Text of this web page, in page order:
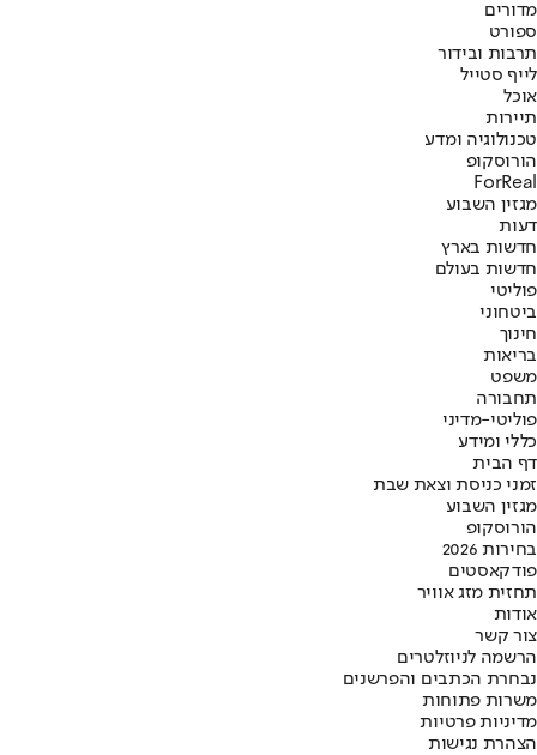
מדורים
ספורט
תרבות ובידור
לייף סטייל
אוכל
תיירות
טכנולוגיה ומדע
הורוסקופ
ForReal
מגזין השבוע
דעות
חדשות בארץ
חדשות בעולם
פוליטי
ביטחוני
חינוך
בריאות
משפט
תחבורה
פוליטי-מדיני
כללי ומידע
דף הבית
זמני כניסת וצאת שבת
מגזין השבוע
הורוסקופ
בחירות 2026
פודקאסטים
תחזית מזג אוויר
אודות
צור קשר
הרשמה לניוזלטרים
נבחרת הכתבים והפרשנים
משרות פתוחות
מדיניות פרטיות
הצהרת נגישות